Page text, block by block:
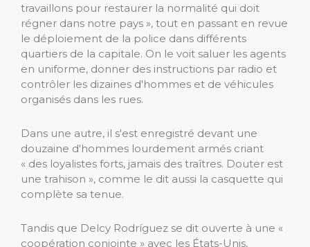
travaillons pour restaurer la normalité qui doit
régner dans notre pays », tout en passant en revue
le déploiement de la police dans différents
quartiers de la capitale. On le voit saluer les agents
en uniforme, donner des instructions par radio et
contrôler les dizaines d'hommes et de véhicules
organisés dans les rues.
Dans une autre, il s'est enregistré devant une
douzaine d'hommes lourdement armés criant
« des loyalistes forts, jamais des traîtres. Douter est
une trahison », comme le dit aussi la casquette qui
complète sa tenue.
Tandis que Delcy Rodríguez se dit ouverte à une «
coopération conjointe » avec les États-Unis,